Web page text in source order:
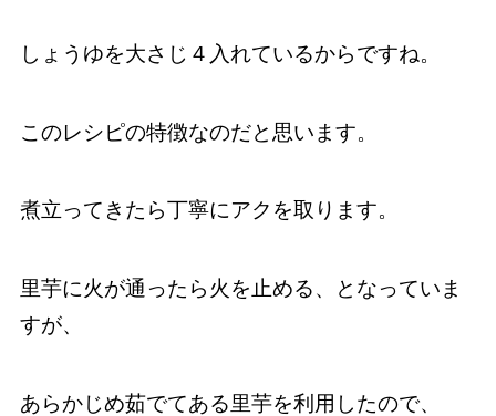
しょうゆを大さじ４入れているからですね。
このレシピの特徴なのだと思います。
煮立ってきたら丁寧にアクを取ります。
里芋に火が通ったら火を止める、となっていま
すが、
あらかじめ茹でてある里芋を利用したので、